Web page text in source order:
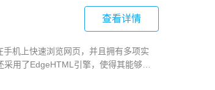
查看详情
机上快速浏览网页，并且拥有多项实
用了EdgeHTML引擎，使得其能够更